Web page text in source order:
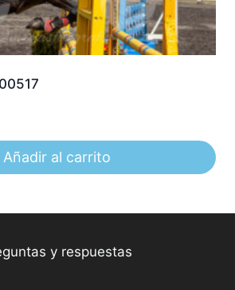
Añadir al carrito
y respuestas